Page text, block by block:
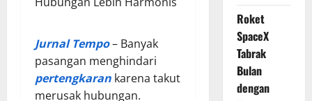
Jurnal Tempo– Banyak
pasangan menghindari
pertengkaran karena takut
merusak hubungan.
Roket
SpaceX
Tabrak
Bulan
dengan